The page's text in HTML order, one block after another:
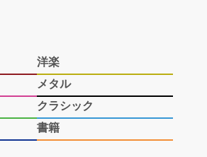
洋楽
メタル
クラシック
書籍